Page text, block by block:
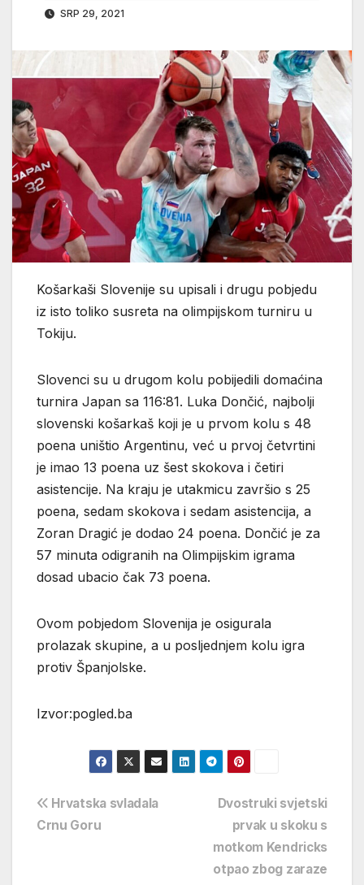
SRP 29, 2021
Košarkaši Slovenije su upisali i drugu pobjedu
iz isto toliko susreta na olimpijskom turniru u
Tokiju.
Slovenci su u drugom kolu pobijedili domaćina
turnira Japan sa 116:81. Luka Dončić, najbolji
slovenski košarkaš koji je u prvom kolu s 48
poena uništio Argentinu, već u prvoj četvrtini
je imao 13 poena uz šest skokova i četiri
asistencije. Na kraju je utakmicu završio s 25
poena, sedam skokova i sedam asistencija, a
Zoran Dragić je dodao 24 poena. Dončić je za
57 minuta odigranih na Olimpijskim igrama
dosad ubacio čak 73 poena.
Ovom pobjedom Slovenija je osigurala
prolazak skupine, a u posljednjem kolu igra
protiv Španjolske.
Izvor:pogled.ba
Navigacija
Dvostruki svjetski
prvak u skoku s
motkom Kendricks
otpao zbog zaraze
Hrvatska svladala
Crnu Goru